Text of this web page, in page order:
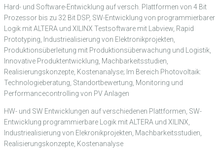
Hard- und Software-Entwicklung auf versch. Plattformen von 4 Bit
Prozessor bis zu 32 Bit DSP, SW-Entwicklung von programmierbarer
Logik mit ALTERA und XILINX Testsoftware mit Labview, Rapid
Prototyping, Industriealisierung von Elektronikprojekten,
Produktionsüberleitung mit Produktionsüberwachung und Logistik,
Innovative Produktentwicklung, Machbarkeitsstudien,
Realisierungskonzepte, Kostenanalyse; Im Bereich Photovoltaik:
Technologieberatung, Standortbewertung, Monitoring und
Performancecontrolling von PV Anlagen
HW- und SW Entwicklungen auf verschiedenen Plattformen, SW-
Entwicklung programmierbare Logik mit ALTERA und XILINX,
Industriealisierung von Elekronikprojekten, Machbarkeitsstudien,
Realisierungskonzepte, Kostenanalyse